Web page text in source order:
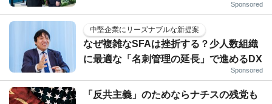
Sponsored
中堅企業にリーズナブルな新提案
なぜ複雑なSFAは挫折する？少人数組織
に最適な「名刺管理の延長」で進めるDX
Sponsored
「反共主義」のためならナチスの残党も